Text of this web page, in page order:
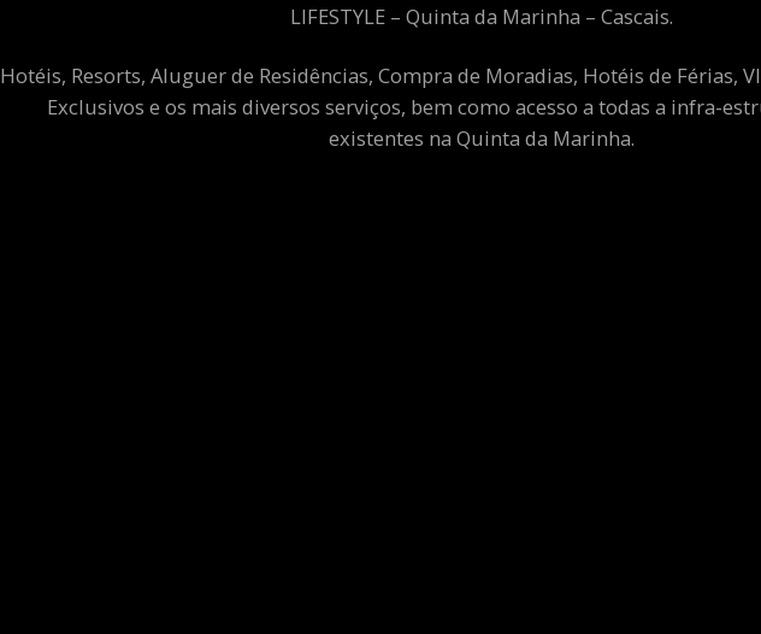
LIFESTYLE – Quinta da Marinha – Cascais.
Hotéis, Resorts, Aluguer de Residências, Compra de Moradias, Hotéis de Férias,
Exclusivos e os mais diversos serviços, bem como acesso a todas a infra-
existentes na Quinta da Marinha.